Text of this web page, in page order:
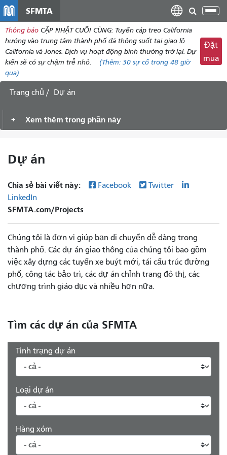
dung
SFMTA
Thông báo CẬP NHẬT CUỐI CÙNG: Tuyến cáp treo California
hướng vào trung tâm thành phố đã thông suốt tại giao lộ
California và Jones. Dịch vụ hoạt động bình thường trở lại. Dự
kiến ​​sẽ có sự chậm trễ nhỏ.
(Thêm: 30 sự cố trong 48 giờ
qua)
Đặt
mua
Trang chủ Dự án
Xem thêm trong phần này
Dự án
Chia sẻ bài viết này: Facebook
Twitter
LinkedIn
SFMTA.com/Projects
Chúng tôi là đơn vị giúp bạn di chuyển dễ dàng trong
thành phố. Các dự án giao thông của chúng tôi bao gồm
việc xây dựng các tuyến xe buýt mới, tái cấu trúc đường
phố, công tác bảo trì, các dự án chỉnh trang đô thị, các
chương trình giáo dục và nhiều hơn nữa.
Tìm các dự án của SFMTA
Tình trạng dự án
Loại dự án
Hàng xóm